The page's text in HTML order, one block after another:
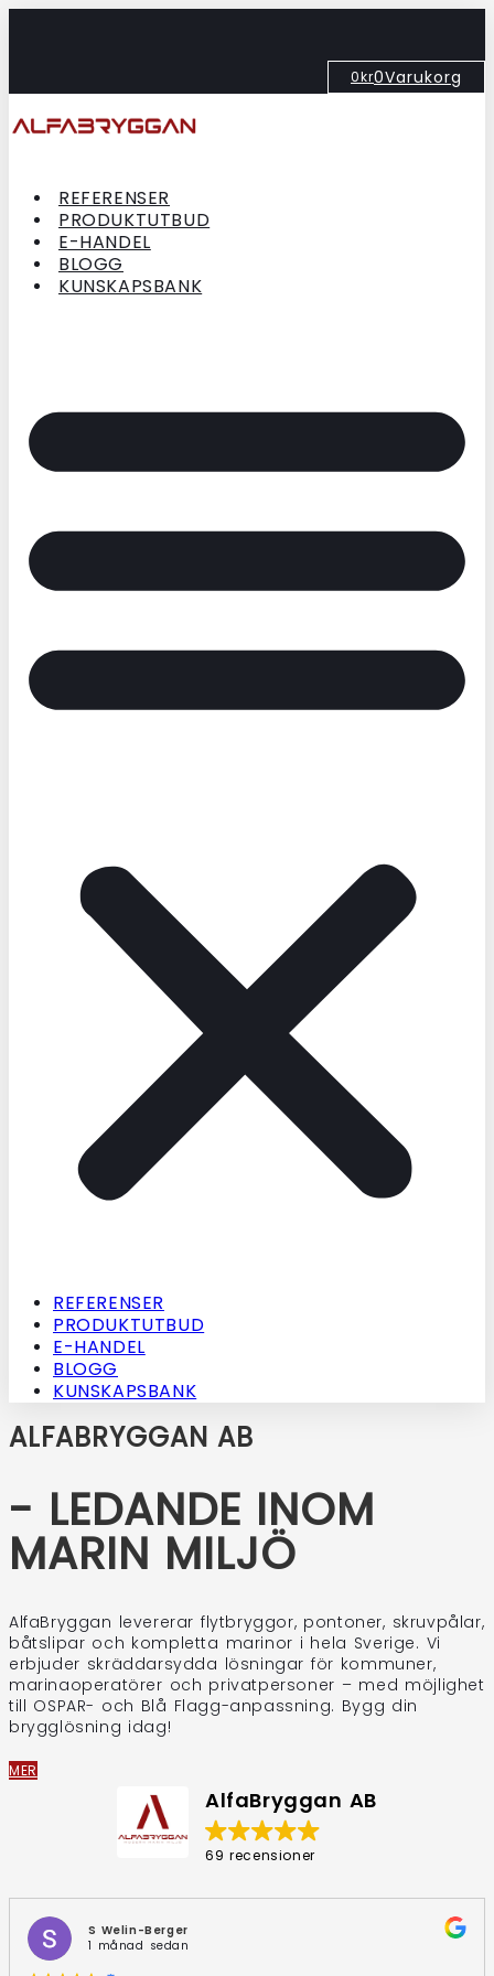
0kr0Varukorg
REFERENSER
PRODUKTUTBUD
E-HANDEL
BLOGG
KUNSKAPSBANK
REFERENSER
PRODUKTUTBUD
E-HANDEL
BLOGG
KUNSKAPSBANK
ALFABRYGGAN AB
- LEDANDE INOM
MARIN MILJÖ
AlfaBryggan levererar flytbryggor, pontoner, skruvpålar,
båtslipar och kompletta marinor i hela Sverige. Vi
erbjuder skräddarsydda lösningar för kommuner,
marinaoperatörer och privatpersoner – med möjlighet
till OSPAR- och Blå Flagg-anpassning. Bygg din
brygglösning idag!
MER
AlfaBryggan AB
69 recensioner
S Welin-Berger
1 månad sedan